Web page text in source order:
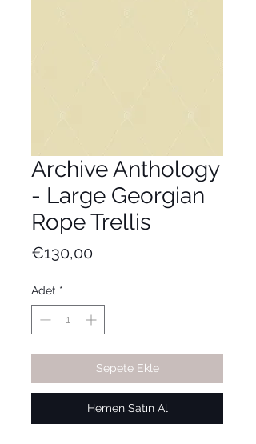
Archive Anthology
- Large Georgian
Rope Trellis
€130,00Fiyat
Adet *
Sepete Ekle
Hemen Satın Al